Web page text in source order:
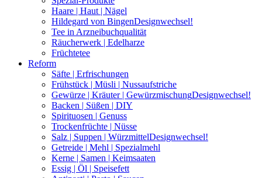
Haare | Haut | Nägel
Hildegard von BingenDesignwechsel!
Tee in Arzneibuchqualität
Räucherwerk | Edelharze
Früchtetee
Reform
Säfte | Erfrischungen
Frühstück | Müsli | Nussaufstriche
Gewürze | Kräuter | GewürzmischungDesignwechsel!
Backen | Süßen | DIY
Spirituosen | Genuss
Trockenfrüchte | Nüsse
Salz | Suppen | WürzmittelDesignwechsel!
Getreide | Mehl | Spezialmehl
Kerne | Samen | Keimsaaten
Essig | Öl | Speisefett